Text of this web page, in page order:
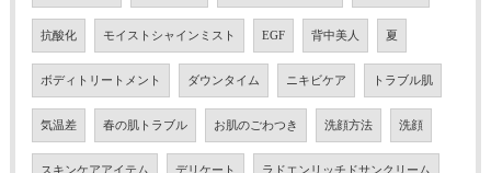
抗酸化 モイストシャインミスト EGF 背中美人 夏
ボディトリートメント ダウンタイム ニキビケア トラブル肌
気温差 春の肌トラブル お肌のごわつき 洗顔方法 洗顔
スキンケアアイテム デリケート ラドエンリッチドサンクリーム